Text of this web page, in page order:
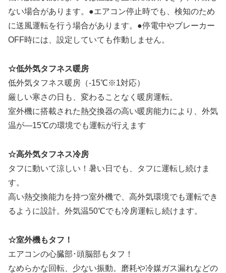
ない場合があります。●エアコン停止時でも、検知のため
に送風運転を行う場合があります。●停電中やブレーカー
OFF時には、設定していても作動しません。
☆低外気タフネス暖房
低外気タフネス暖房（-15℃※1対応）
厳しい寒さの日も、変わることなく暖房運転。
室外機に搭載された熱交換器の高い暖房能力により、外気
温が―15℃の環境でも運転が行えます
☆高外気タフネス冷房
タフに動いて涼しい！暑い日でも、タフに運転し続けま
す。
高い熱交換能力を持つ室外機で、高外気環境でも運転でき
るように設計。外気温50℃でも冷房運転し続けます。
☆室外機もタフ！
エアコンの心臓部･頭脳部もタフ！
なめらかな回転、少ない振動。磨耗や冷媒ガス漏れなどの